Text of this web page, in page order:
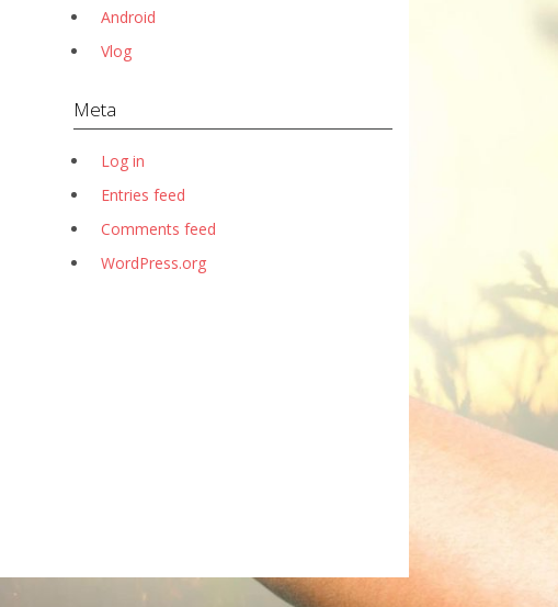
Android
Vlog
Meta
Log in
Entries feed
Comments feed
WordPress.org